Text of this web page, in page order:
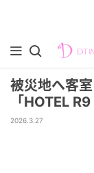
被災地へ客
「HOTEL
2026.3.27